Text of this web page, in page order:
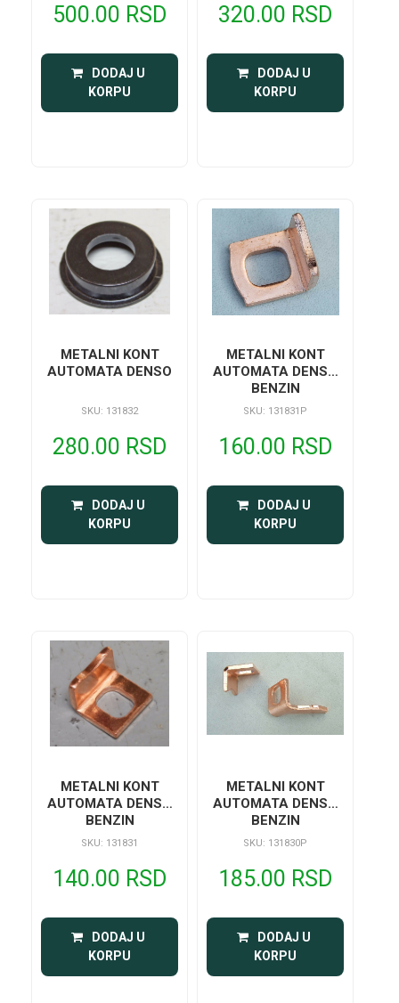
500.00 RSD
DODAJ U
KORPU
320.00 RSD
DODAJ U
KORPU
METALNI KONT
AUTOMATA DENSO
SKU: 131832
280.00 RSD
DODAJ U
KORPU
METALNI KONT
AUTOMATA DENSO
BENZIN
SKU: 131831P
160.00 RSD
DODAJ U
KORPU
METALNI KONT
AUTOMATA DENSO
BENZIN
SKU: 131831
140.00 RSD
DODAJ U
KORPU
METALNI KONT
AUTOMATA DENSO
BENZIN
SKU: 131830P
185.00 RSD
DODAJ U
KORPU